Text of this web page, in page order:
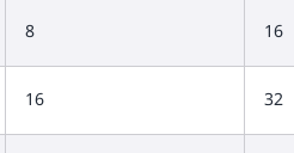
8 16
16 32